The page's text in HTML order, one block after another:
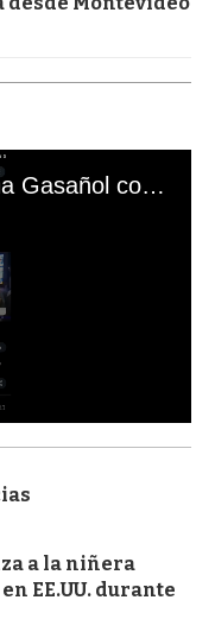
El mal momento de Yanina Gasañol con un hincha argentino en "Subrayado"
a la niñera
EE.UU. durante